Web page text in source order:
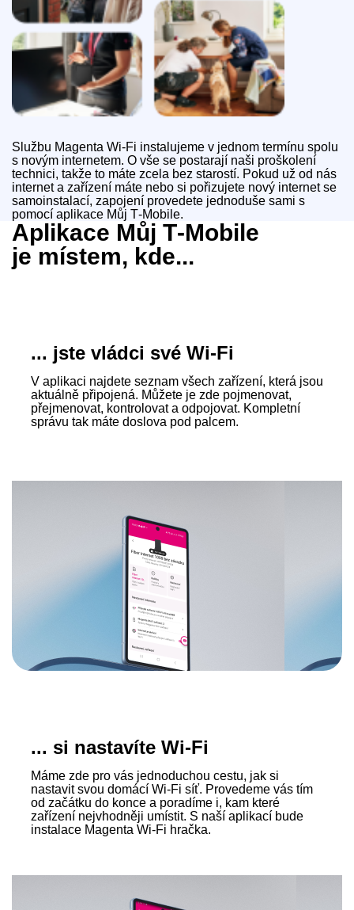
Službu Magenta Wi‑Fi instalujeme v jednom termínu spolu
s novým internetem. O vše se postarají naši proškolení
technici, takže to máte zcela bez starostí. Pokud už od nás
internet a zařízení máte nebo si pořizujete nový internet se
samoinstalací, zapojení provedete jednoduše sami s
pomocí aplikace Můj T‑Mobile.
Aplikace Můj T‑Mobile
je místem, kde...
... jste vládci své Wi‑Fi
V aplikaci najdete seznam všech zařízení, která jsou
aktuálně připojená. Můžete je zde pojmenovat,
přejmenovat, kontrolovat a odpojovat. Kompletní
správu tak máte doslova pod palcem.
... si nastavíte Wi‑Fi
Máme zde pro vás jednoduchou cestu, jak si
nastavit svou domácí Wi‑Fi síť. Provedeme vás tím
od začátku do konce a poradíme i, kam které
zařízení nejvhodněji umístit. S naší aplikací bude
instalace Magenta Wi‑Fi hračka.